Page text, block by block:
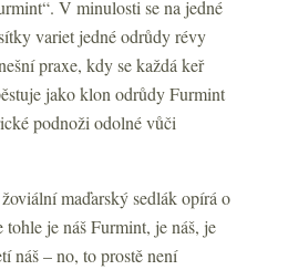
V minulosti se na jedné
variet jedné odrůdy révy
praxe, kdy se každá keř
jako klon odrůdy Furmint
podnoži odolné vůči
maďarský sedlák opírá o
tohle je náš Furmint, je náš, je
náš – no, to prostě není